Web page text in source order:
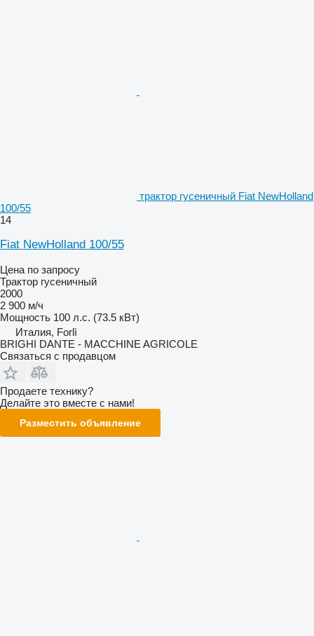
трактор гусеничный Fiat NewHolland
100/55
14
Fiat NewHolland 100/55
Цена по запросу
Трактор гусеничный
2000
2 900 м/ч
Мощность 100 л.с. (73.5 кВт)
Италия, Forlì
BRIGHI DANTE - MACCHINE AGRICOLE
Связаться с продавцом
Продаете технику?
Делайте это вместе с нами!
Разместить объявление